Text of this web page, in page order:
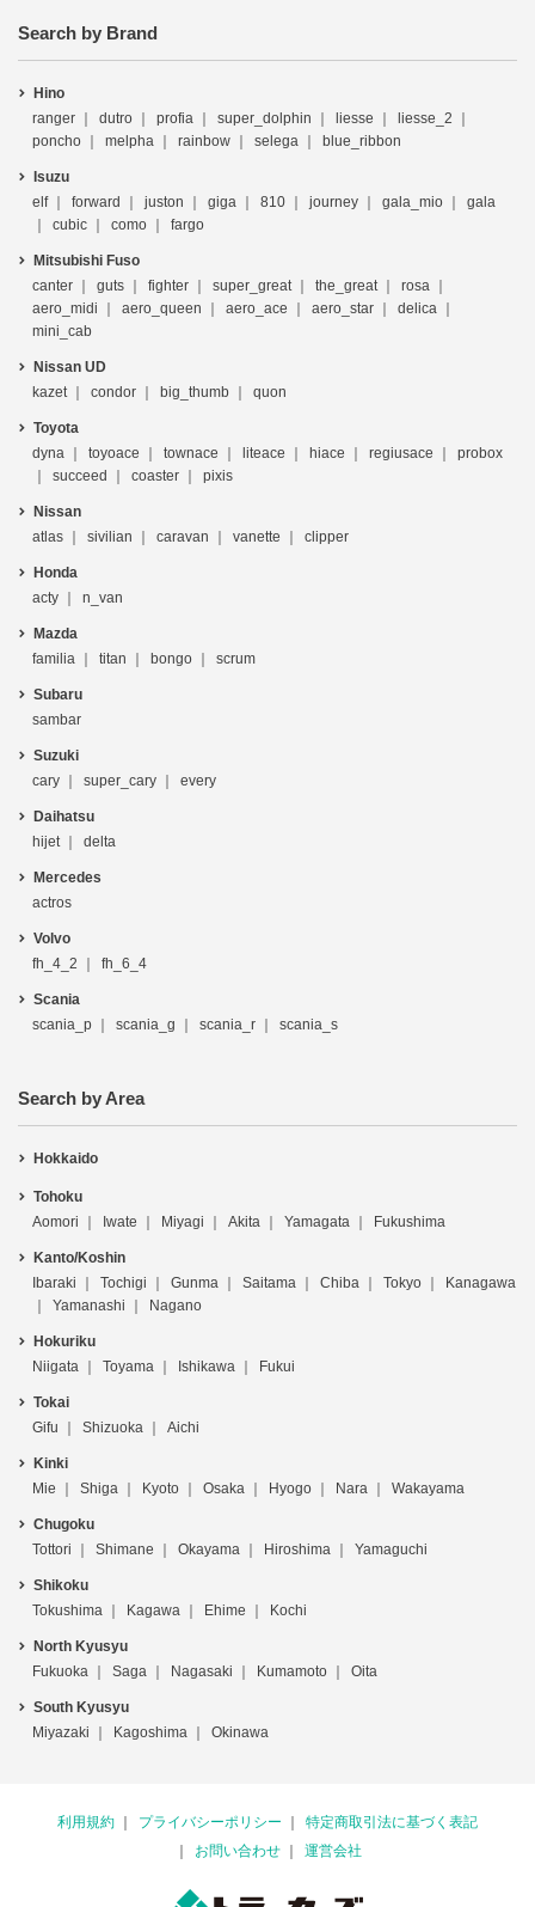
Search by Brand
Hino
ranger
dutro profia super_dolphin liesse
liesse_2
poncho
melpha rainbow selega blue_ribbon
Isuzu
elf
forward juston giga 810 journey gala_mio
gala
cubic
como fargo
Mitsubishi Fuso
canter
guts fighter super_great the_great
rosa
aero_midi
aero_queen aero_ace aero_star
delica
mini_cab
Nissan UD
kazet
condor big_thumb quon
Toyota
dyna
toyoace townace liteace hiace regiusace
probox
succeed
coaster pixis
Nissan
atlas
sivilian caravan vanette clipper
Honda
acty
n_van
Mazda
familia
titan bongo scrum
Subaru
sambar
Suzuki
cary
super_cary every
Daihatsu
hijet
delta
Mercedes
actros
Volvo
fh_4_2
fh_6_4
Scania
scania_p
scania_g scania_r scania_s
Search by Area
Hokkaido
Tohoku
Aomori
Iwate Miyagi Akita Yamagata Fukushima
Kanto/Koshin
Ibaraki
Tochigi Gunma Saitama Chiba Tokyo
Kanagawa
Yamanashi
Nagano
Hokuriku
Niigata
Toyama Ishikawa Fukui
Tokai
Gifu
Shizuoka Aichi
Kinki
Mie
Shiga Kyoto Osaka Hyogo Nara Wakayama
Chugoku
Tottori
Shimane Okayama Hiroshima Yamaguchi
Shikoku
Tokushima
Kagawa Ehime Kochi
North Kyusyu
Fukuoka
Saga Nagasaki Kumamoto Oita
South Kyusyu
Miyazaki
Kagoshima Okinawa
利用規約 プライバシーポリシー
特定商取引法に基づく表記
お問い合わせ
運営会社